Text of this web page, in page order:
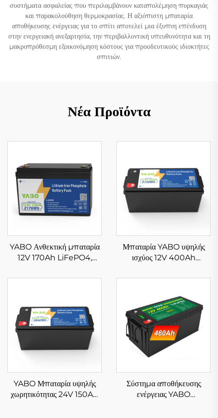
συστήματα ασφαλείας που περιλαμβάνουν καταπολέμηση πυρκαγιάς
και παρακολούθηση θερμοκρασίας. Η αξιόπιστη μπαταρία
αποθήκευσης ενέργειας για το σπίτι αποτελεί μια έξυπνη επένδυση
στην ενεργειακή ανεξαρτησία, την περιβαλλοντική υπευθυνότητα και τη
μακροπρόθεσμη εξοικονόμηση κόστους για προοδευτικούς ιδιοκτήτες
σπιτιών.
Νέα Προϊόντα
YABO Ανθεκτική μπαταρία
12V 170Ah LiFePO4,
φωσφορικού σιδήρου
αποθήκευσης ηλιακής
ενέργειας
Μπαταρία YABO υψηλής
ισχύος 12V 400Ah
χωρητικότητας, μπαταρία
άλατος για συστήματα
αποθήκευσης ηλιακής
ενέργειας
YABO Μπαταρία υψηλής
χωρητικότητας 24V 150Ah
Σύστημα αποθήκευσης
ενέργειας YABO